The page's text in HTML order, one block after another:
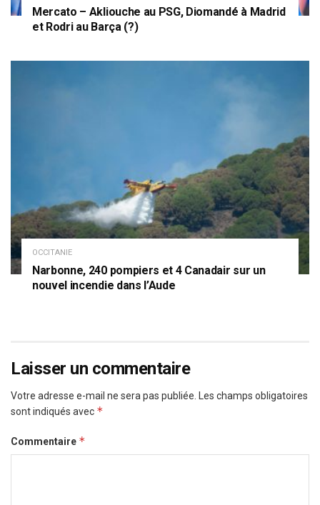
Mercato – Akliouche au PSG, Diomandé à Madrid
et Rodri au Barça (?)
OCCITANIE
Narbonne, 240 pompiers et 4 Canadair sur un
nouvel incendie dans l’Aude
Laisser un commentaire
Votre adresse e-mail ne sera pas publiée. Les champs obligatoires
sont indiqués avec *
Commentaire *